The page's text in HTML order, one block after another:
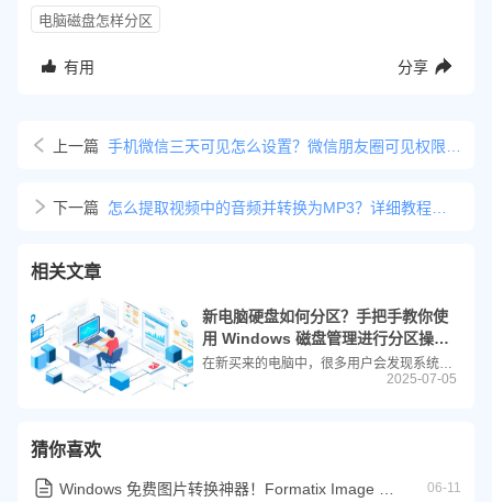
电脑磁盘怎样分区
有用 分享
上一篇
下一篇
相关文章
新电脑硬盘如何分区？手把手教你使
用 Windows 磁盘管理进行分区操
作！
在新买来的电脑中，很多用户会发现系统只有一个 C盘，所有文件、程序和数据都堆放在同一个盘符下。不仅容易造成混乱，也不利于数据管理和安全。因此，对硬盘进行合理分区是装机或使用新电脑时非常重要的一步。本文将为你详细介绍如何使用 Windows系统自带的“磁盘管理”工具，为你的新电脑进行简单而实用的硬盘分区操作，无需第三方软件，轻松搞定！
2025-07-05
猜你喜欢
06-11